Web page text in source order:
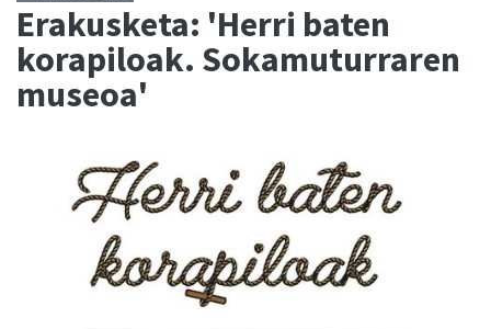
Erakusketa: 'Herri baten
korapiloak. Sokamuturraren
museoa'